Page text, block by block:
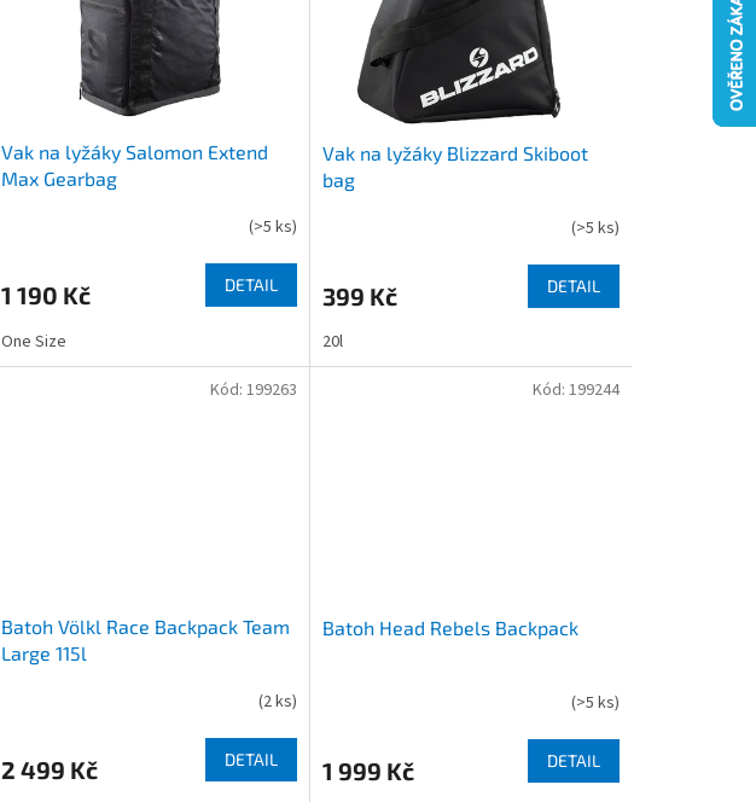
Vak na lyžáky Salomon Extend
Max Gearbag
(>5 ks)
1 190 Kč DETAIL
One Size
Vak na lyžáky Blizzard Skiboot
bag
(>5 ks)
399 Kč DETAIL
20l
Batoh Völkl Race Backpack Team
Large 115l
(2 ks)
2 499 Kč DETAIL
Kód: 199263
Batoh Head Rebels Backpack
(>5 ks)
1 999 Kč DETAIL
Kód: 199244